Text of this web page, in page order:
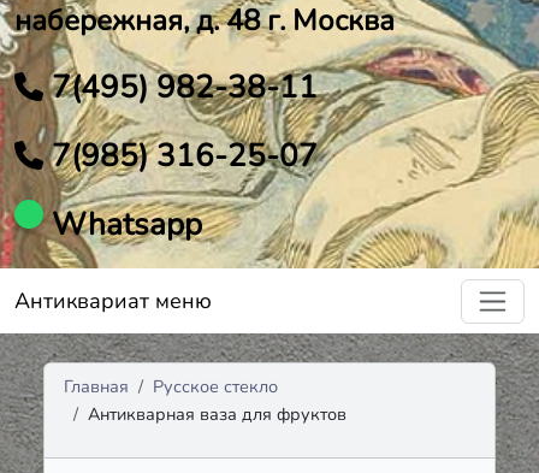
набережная, д. 48 г. Москва
7(495) 982-38-11
7(985) 316-25-07
Whatsapp
Антиквариат меню
Главная
Русское стекло
Антикварная ваза для фруктов